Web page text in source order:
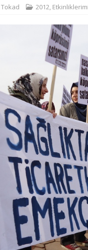
Tokad 2012,